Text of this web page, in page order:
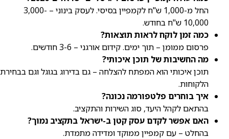
החל מ-1,000 ש"ח לקמפיין בסיסי. לעסק בינוני – 3,000-
10,000 ש"ח בחודש.
כמה זמן לוקח לראות תוצאות?
פרסום ממומן – תוך ימים. קידום אורגני – 3-6 חודשים.
מה החשיבות של תוכן איכותי?
תוכן איכותי הוא המפתח להצלחה – גם בדירוג בגוגל וגם בבחירת
הלקוחות.
איך בוחרים פלטפורמה נכונה?
בהתאם לקהל היעד, סוג השירות והתקציב.
האם אפשר לקדם עסק קטן ב-ישראל בתקציב נמוך?
בהחלט – עם קמפיין ממוקד ומדידה מתמדת.